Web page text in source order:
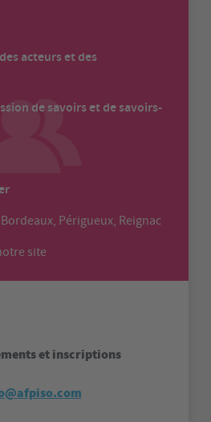
acteurs et des
de savoirs et de savoirs-
Périgueux, Reignac
site
et inscriptions